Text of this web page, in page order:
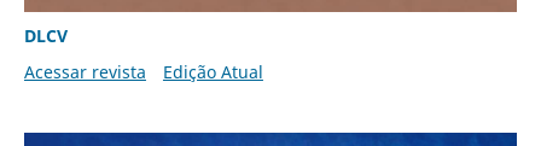
DLCV
Acessar revista
Edição Atual